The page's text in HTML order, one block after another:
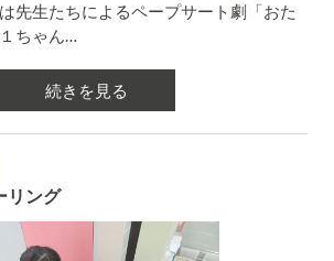
先生たちによるペープサート劇「おた
ちゃん…
続きを見る
リング